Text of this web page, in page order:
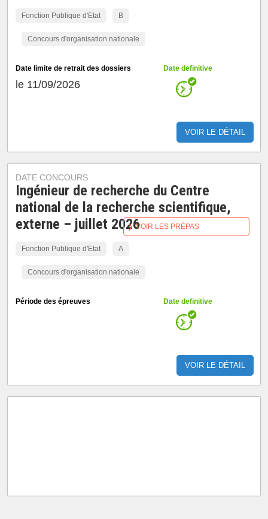
Fonction Publique d'Etat B
Concours d'organisation nationale
Date limite de retrait des dossiers
le 11/09/2026
Date definitive
VOIR LE DÉTAIL
DATE CONCOURS
Ingénieur de recherche du Centre
national de la recherche scientifique,
externe – juillet 2026
Fonction Publique d'Etat A
Concours d'organisation nationale
Période des épreuves Date definitive
VOIR LE DÉTAIL
VOIR LES PRÉPAS